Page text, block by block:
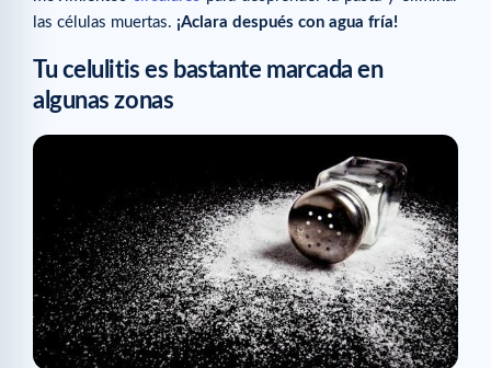
las células muertas. ¡Aclara después con agua fría!
Tu celulitis es bastante marcada en
algunas zonas